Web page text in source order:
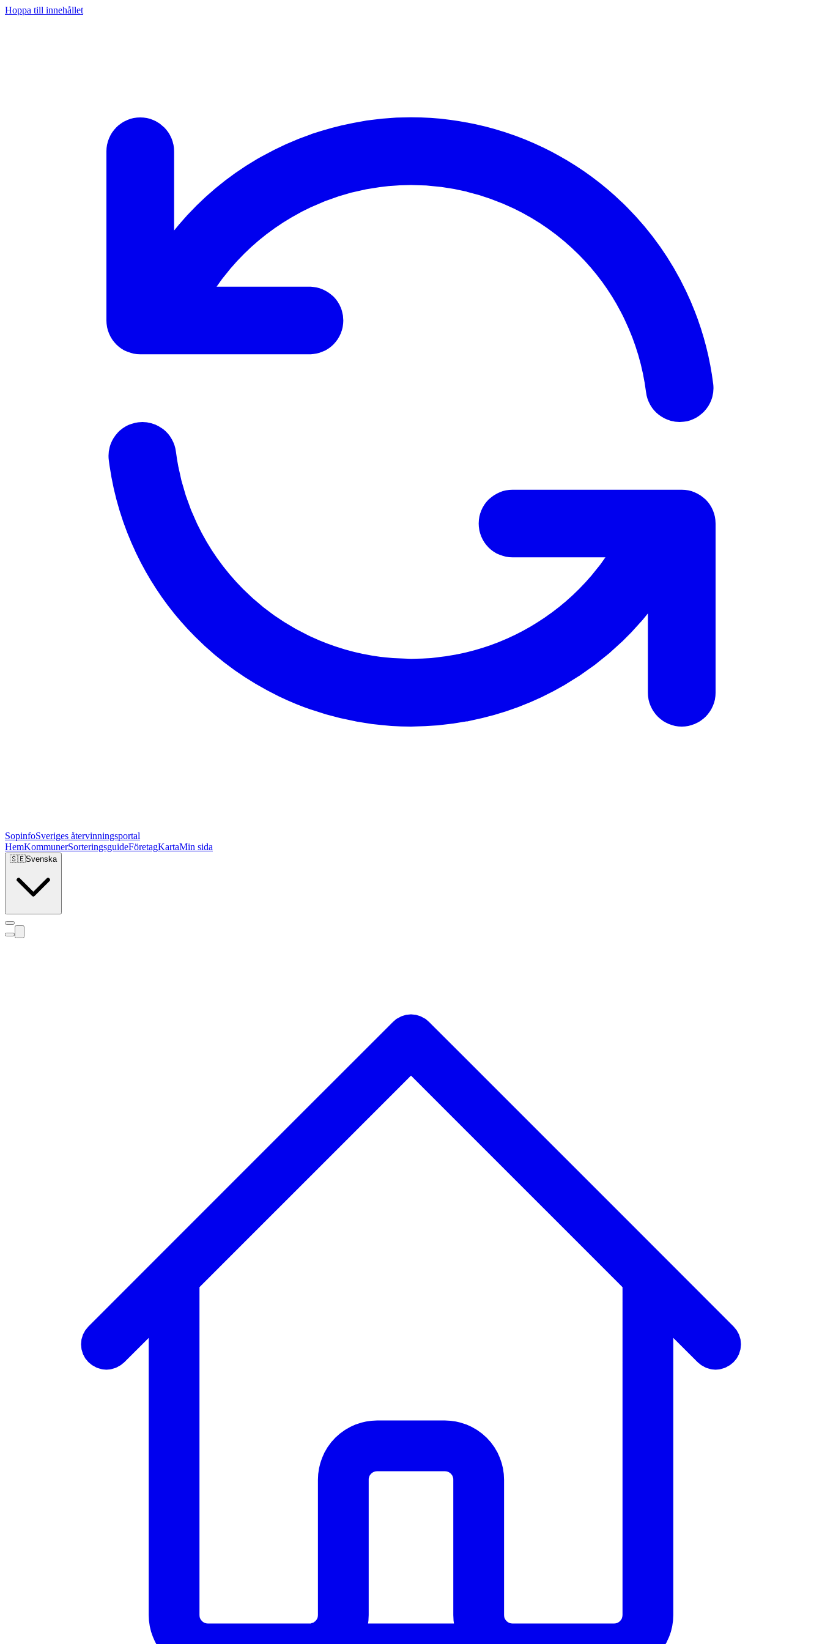
Hoppa till innehållet
SopinfoSveriges återvinningsportal
HemKommunerSorteringsguideFöretagKartaMin sida
🇸🇪Svenska